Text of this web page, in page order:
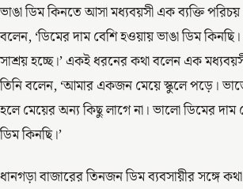
ভাঙা ডিম কিনতে আসা মধ্যবয়সী এক ব্যক্তি পরিচয়
বলেন, ‘ডিমের দাম বেশি হওয়ায় ভাঙা ডিম
সাশ্রয় হচ্ছে।’ একই ধরনের কথা বলেন এক
তিনি বলেন, ‘আমার একজন মেয়ে স্কুলে পড়ে।
হলে মেয়ের অন্য কিছু লাগে না। ভালো ডিমের দাম
ডিম কিনছি।’
ধানগড়া বাজারের তিনজন ডিম ব্যবসায়ীর সঙ্গে